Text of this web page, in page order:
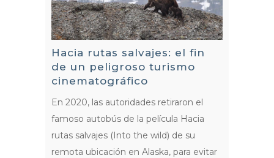
Hacia rutas salvajes: el fin
de un peligroso turismo
cinematográfico
En 2020, las autoridades retiraron el
famoso autobús de la película Hacia
rutas salvajes (Into the wild) de su
remota ubicación en Alaska, para evitar